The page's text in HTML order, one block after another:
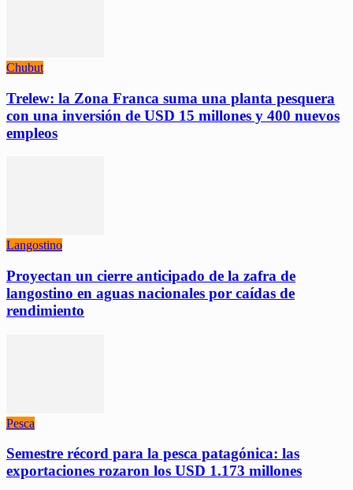
Chubut
Trelew: la Zona Franca suma una planta pesquera
con una inversión de USD 15 millones y 400 nuevos
empleos
Langostino
Proyectan un cierre anticipado de la zafra de
langostino en aguas nacionales por caídas de
rendimiento
Pesca
Semestre récord para la pesca patagónica: las
exportaciones rozaron los USD 1.173 millones